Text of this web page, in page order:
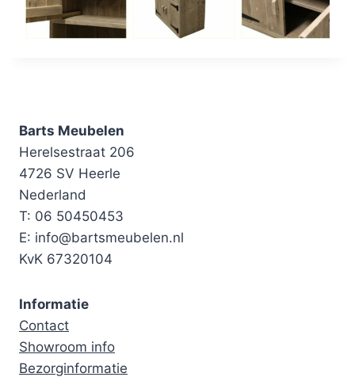
Barts Meubelen
Herelsestraat 206
4726 SV Heerle
Nederland
T: 06 50450453
E: info@bartsmeubelen.nl
KvK 67320104
Informatie
Contact
Showroom info
Bezorginformatie